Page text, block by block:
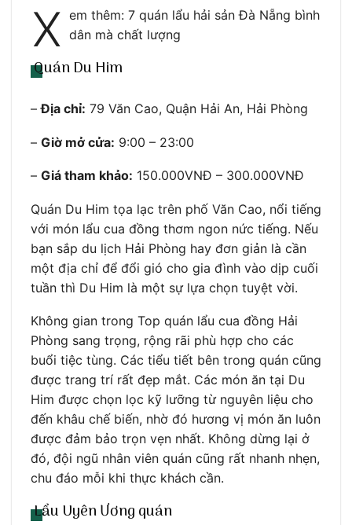
X em thêm: 7 quán lẩu hải sản Đà Nẵng bình
dân mà chất lượng
Quán Du Him
–Địa chỉ: 79 Văn Cao, Quận Hải An, Hải Phòng
– Giờ mở cửa: 9:00 – 23:00
– Giá tham khảo: 150.000VNĐ – 300.000VNĐ
Quán Du Him tọa lạc trên phố Văn Cao, nổi tiếng
với món lẩu cua đồng thơm ngon nức tiếng. Nếu
bạn sắp du lịch Hải Phòng hay đơn giản là cần
một địa chỉ để đổi gió cho gia đình vào dịp cuối
tuần thì Du Him là một sự lựa chọn tuyệt vời.
Không gian trong Top quán lẩu cua đồng Hải
Phòng sang trọng, rộng rãi phù hợp cho các
buổi tiệc tùng. Các tiểu tiết bên trong quán cũng
được trang trí rất đẹp mắt. Các món ăn tại Du
Him được chọn lọc kỹ lưỡng từ nguyên liệu cho
đến khâu chế biến, nhờ đó hương vị món ăn luôn
được đảm bảo trọn vẹn nhất. Không dừng lại ở
đó, đội ngũ nhân viên quán cũng rất nhanh nhẹn,
chu đáo mỗi khi thực khách cần.
Lẩu Uyên Ương quán